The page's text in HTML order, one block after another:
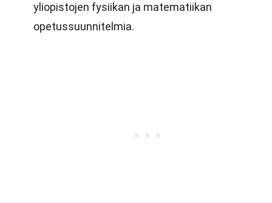
yliopistojen fysiikan ja matematiikan
opetussuunnitelmia.